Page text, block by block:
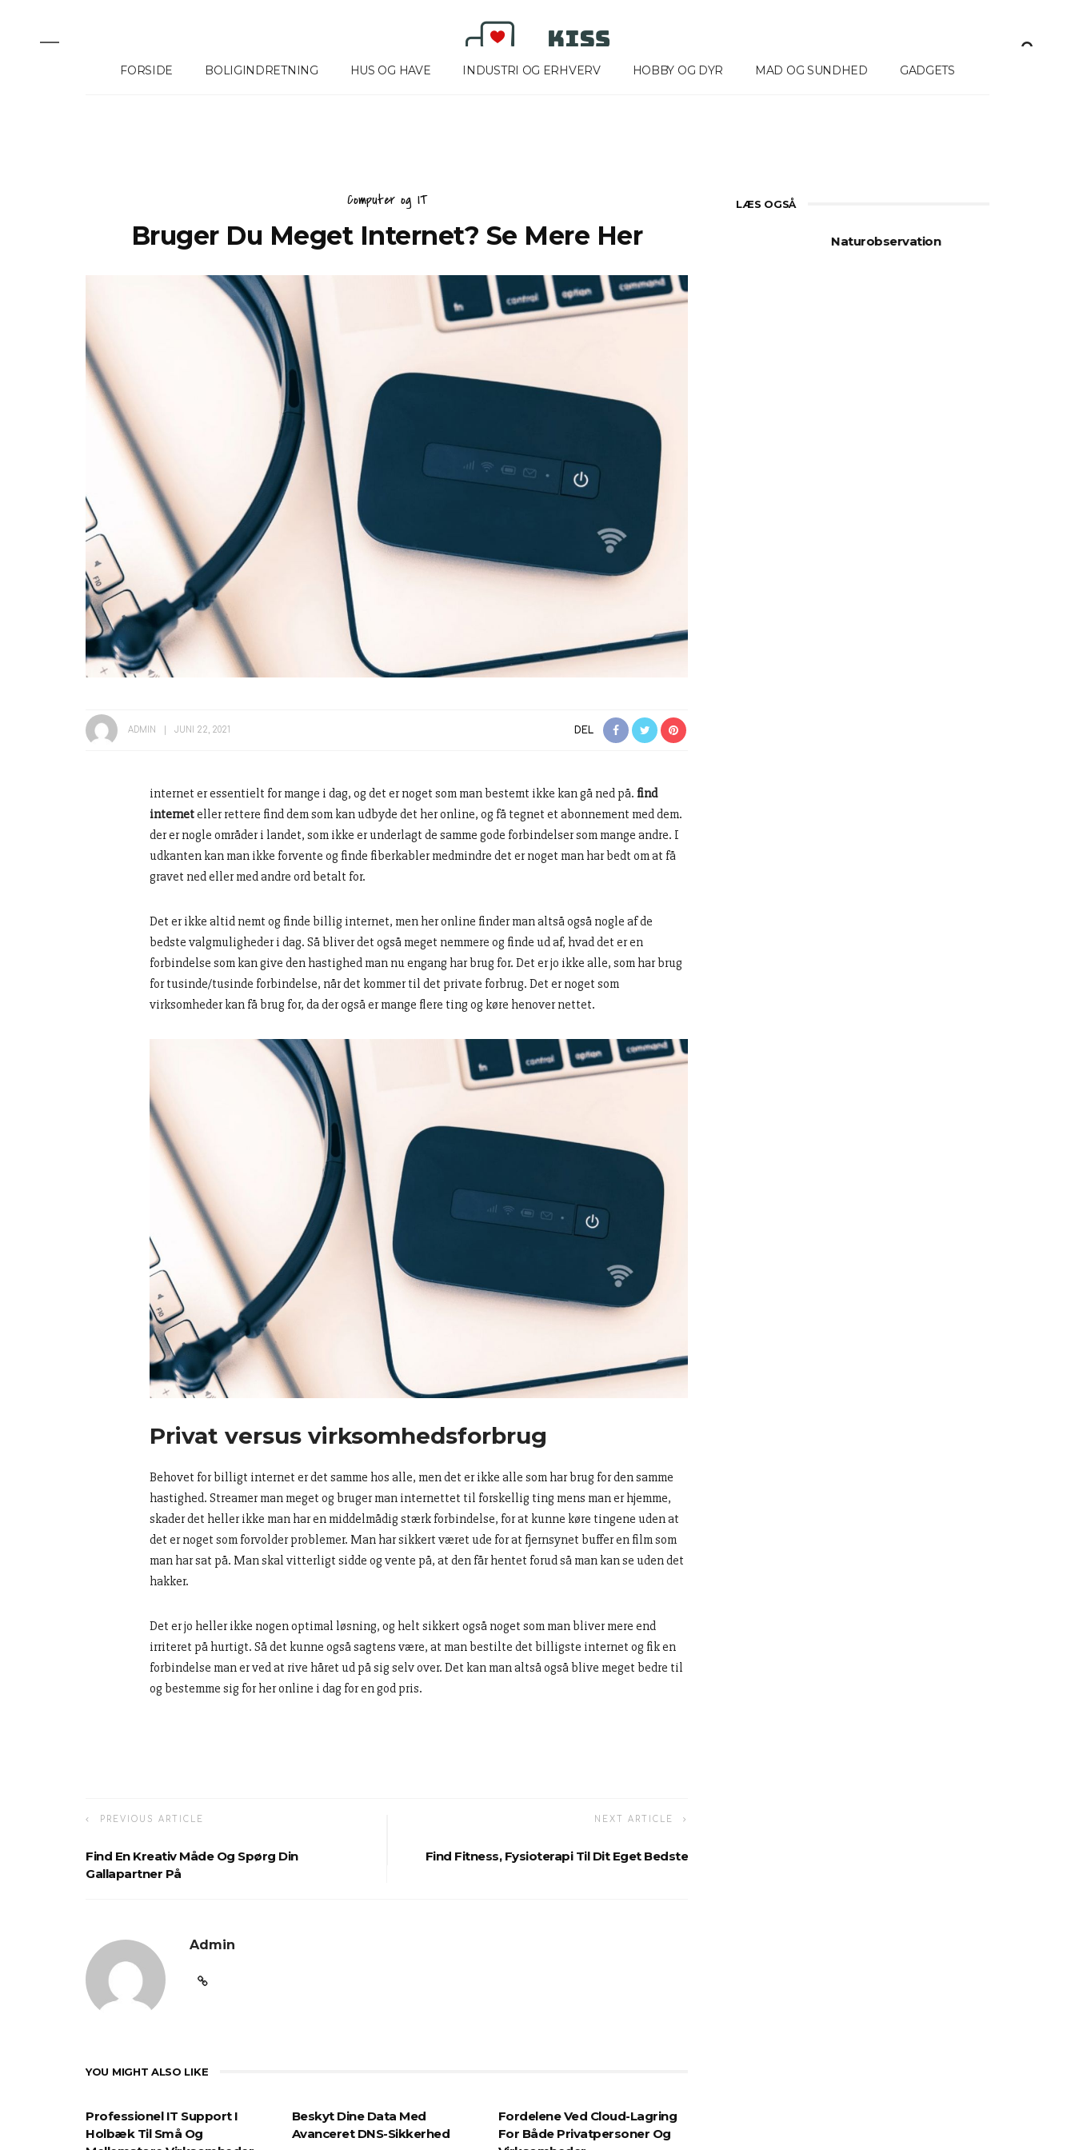
FORSIDE BOLIGINDRETNING HUS OG HAVE INDUSTRI OG ERHVERV HOBBY OG DYR MAD OG SUNDHED GADGETS
Computer og IT
Bruger Du Meget Internet? Se Mere Her
ADMIN JUNI 22, 2021 DEL
internet er essentielt for mange i dag, og det er noget som man bestemt ikke kan gå ned på. find
interneteller rettere find dem som kan udbyde det her online, og få tegnet et abonnement med dem.
der er nogle områder i landet, som ikke er underlagt de samme gode forbindelser som mange andre. I
udkanten kan man ikke forvente og finde fiberkabler medmindre det er noget man har bedt om at få
gravet ned eller med andre ord betalt for.
Det er ikke altid nemt og finde billig internet, men her online finder man altså også nogle af de
bedste valgmuligheder i dag. Så bliver det også meget nemmere og finde ud af, hvad det er en
forbindelse som kan give den hastighed man nu engang har brug for. Det er jo ikke alle, som har brug
for tusinde/tusinde forbindelse, når det kommer til det private forbrug. Det er noget som
virksomheder kan få brug for, da der også er mange flere ting og køre henover nettet.
Privat versus virksomhedsforbrug
Behovet for billigt internet er det samme hos alle, men det er ikke alle som har brug for den samme
hastighed. Streamer man meget og bruger man internettet til forskellig ting mens man er hjemme,
skader det heller ikke man har en middelmådig stærk forbindelse, for at kunne køre tingene uden at
det er noget som forvolder problemer. Man har sikkert været ude for at fjernsynet buffer en film som
man har sat på. Man skal vitterligt sidde og vente på, at den får hentet forud så man kan se uden det
hakker.
Det er jo heller ikke nogen optimal løsning, og helt sikkert også noget som man bliver mere end
irriteret på hurtigt. Så det kunne også sagtens være, at man bestilte det billigste internet og fik en
forbindelse man er ved at rive håret ud på sig selv over. Det kan man altså også blive meget bedre til
og bestemme sig for her online i dag for en god pris.
PREVIOUS ARTICLE
Find En Kreativ Måde Og Spørg Din
Gallapartner På
NEXT ARTICLE
Find Fitness, Fysioterapi Til Dit Eget Bedste
Admin
YOU MIGHT ALSO LIKE
Professionel IT Support I
Holbæk Til Små Og
Beskyt Dine Data Med
Avanceret DNS-Sikkerhed
Fordelene Ved Cloud-Lagring
For Både Privatpersoner Og
LÆS OGSÅ
Kiropraktor I Vejle For Optimal
Sundhed
Oplev Det Bedste Udvalg I
Ikast
Derfor Vælger Flere Termiske
Naturobservation